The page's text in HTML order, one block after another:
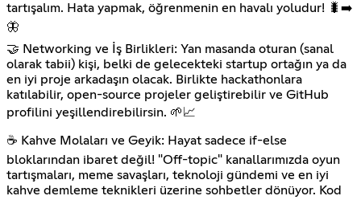
tartışalım. Hata yapmak, öğrenmenin en havalı yoludur! 🐛➡️
🦋
🤝 Networking ve İş Birlikleri: Yan masanda oturan (sanal
olarak tabii) kişi, belki de gelecekteki startup ortağın ya da
en iyi proje arkadaşın olacak. Birlikte hackathonlara
katılabilir, open-source projeler geliştirebilir ve GitHub
profilini yeşillendirebilirsin. 🌱📈
☕ Kahve Molaları ve Geyik: Hayat sadece if-else
bloklarından ibaret değil! "Off-topic" kanallarımızda oyun
tartışmaları, meme savaşları, teknoloji gündemi ve en iyi
kahve demleme teknikleri üzerine sohbetler dönüyor. Kod